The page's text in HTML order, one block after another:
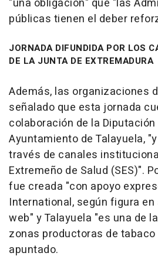
"una obligación" que "las
públicas tienen el deber
JORNADA DIFUNDIDA POR LOS
DE LA JUNTA DE EXTREMADURA
Además, las organizaciones
señalado que esta jornada
colaboración de la
Ayuntamiento de Talayuela,
través de canales
Extremeño de Salud (SES)".
fue creada "con apoyo
International, según figura
web" y Talayuela "es una de
zonas productoras de tabaco
apuntado.